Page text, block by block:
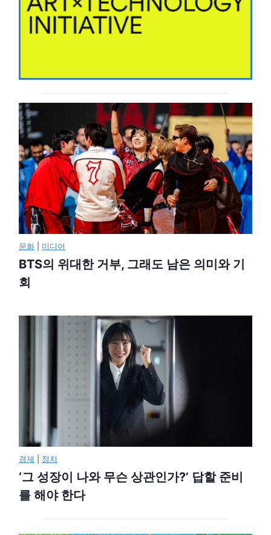
문화 미디어
BTS의 위대한 거부, 그래도 남은 의미와 기
회
경제 정치
‘그 성장이 나와 무슨 상관인가?’ 답할 준비
를 해야 한다